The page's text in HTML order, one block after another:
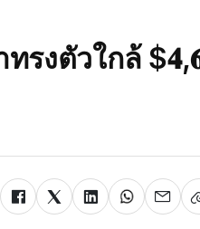
ทรงตัวใกล้